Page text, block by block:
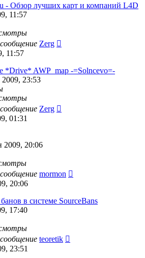
- Обзор лучших карт и компаний L4D
11:57
Zerg
11:57
*Drive* AWP_map -=Solncevo=-
2009, 23:53
Zerg
01:31
2009, 20:06
mormon
20:06
в системе SourceBans
17:40
teoretik
23:51